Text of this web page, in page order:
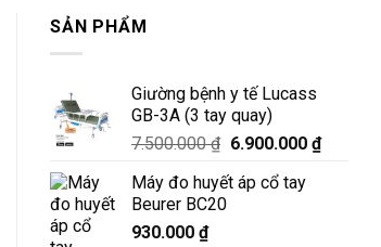
SẢN PHẨM
Giường bệnh y tế Lucass
GB-3A (3 tay quay)
7.500.000₫ Giá
là:
6.900.000 ₫Giá
Máy đo huyết áp cổ tay
Beurer BC20
930.000 ₫